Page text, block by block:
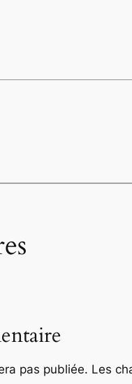
pas publiée. Les